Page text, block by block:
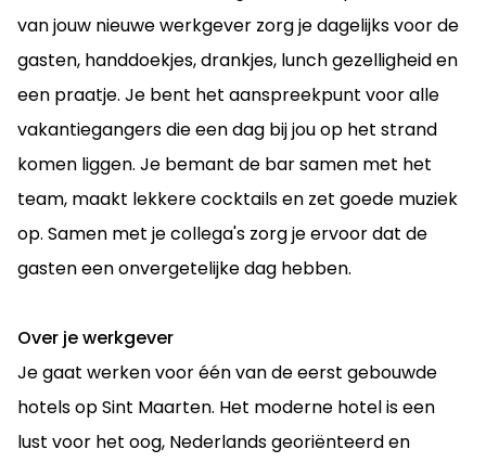
van jouw nieuwe werkgever zorg je dagelijks voor de
gasten, handdoekjes, drankjes, lunch gezelligheid en
een praatje. Je bent het aanspreekpunt voor alle
vakantiegangers die een dag bij jou op het strand
komen liggen. Je bemant de bar samen met het
team, maakt lekkere cocktails en zet goede muziek
op. Samen met je collega's zorg je ervoor dat de
gasten een onvergetelijke dag hebben.
Over je werkgever
Je gaat werken voor één van de eerst gebouwde
hotels op Sint Maarten. Het moderne hotel is een
lust voor het oog, Nederlands georiënteerd en